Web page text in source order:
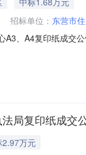
招标单位： 东营市
A3、A4复印纸成交
元七、采
局复印纸成交
2.97万元